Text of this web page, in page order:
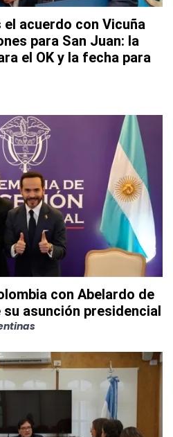
acuerdo con Vicuña
para San Juan: la
el OK y la fecha para
con Abelardo de
asunción presidencial